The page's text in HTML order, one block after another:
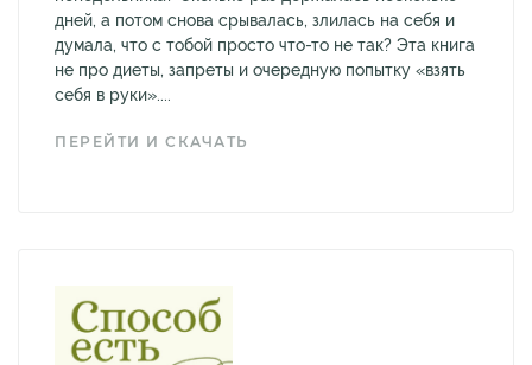
дней, а потом снова срывалась, злилась на себя и
думала, что с тобой просто что-то не так? Эта книга
не про диеты, запреты и очередную попытку «взять
себя в руки»....
ПЕРЕЙТИ И СКАЧАТЬ